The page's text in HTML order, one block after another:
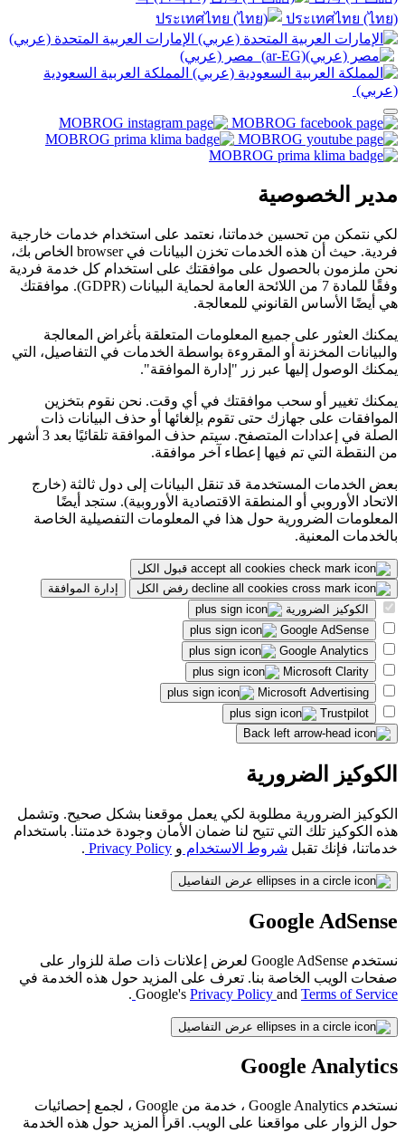
ประเทศไทย (ไทย)
الإمارات العربية المتحدة (عربي)
مصر (عربي)‎
المملكة العربية السعودية
(عربي)‎ ‎
مدير الخصوصية
لكي نتمكن من تحسين خدماتنا، نعتمد على استخدام خدمات خارجية
فردية. حيث أن هذه الخدمات تخزن البيانات في browser الخاص بك،
نحن ملزمون بالحصول على موافقتك على استخدام كل خدمة فردية
وفقًا للمادة 7 من اللائحة العامة لحماية البيانات (GDPR). موافقتك
هي أيضًا الأساس القانوني للمعالجة.
يمكنك العثور على جميع المعلومات المتعلقة بأغراض المعالجة
والبيانات المخزنة أو المقروءة بواسطة الخدمات في التفاصيل، التي
يمكنك الوصول إليها عبر زر "إدارة الموافقة".
يمكنك تغيير أو سحب موافقتك في أي وقت. نحن نقوم بتخزين
الموافقات على جهازك حتى تقوم بإلغائها أو حذف البيانات ذات
الصلة في إعدادات المتصفح. سيتم حذف الموافقة تلقائيًا بعد 3 أشهر
من النقطة التي تم فيها إعطاء آخر موافقة.
بعض الخدمات المستخدمة قد تنقل البيانات إلى دول ثالثة (خارج
الاتحاد الأوروبي أو المنطقة الاقتصادية الأوروبية). ستجد أيضًا
المعلومات الضرورية حول هذا في المعلومات التفصيلية الخاصة
بالخدمات المعنية.
قبول الكل
رفض الكل
إدارة الموافقة
الكوكيز الضرورية
Google AdSense
Google Analytics
Microsoft Clarity
Microsoft Advertising
Trustpilot
الكوكيز الضرورية
الكوكيز الضرورية مطلوبة لكي يعمل موقعنا بشكل صحيح. وتشمل
هذه الكوكيز تلك التي تتيح لنا ضمان الأمان وجودة خدمتنا. باستخدام
خدماتنا، فإنك تقبل شروط الاستخدام و Privacy Policy
.
Google AdSense
نستخدم Google AdSense لعرض إعلانات ذات صلة للزوار على
صفحات الويب الخاصة بنا. تعرف على المزيد حول هذه الخدمة في
Google's Privacy Policy and Terms of Service
.
Google Analytics
نستخدم Google Analytics ، خدمة من Google ، لجمع إحصائيات
حول الزوار على مواقعنا على الويب. اقرأ المزيد حول هذه الخدمة